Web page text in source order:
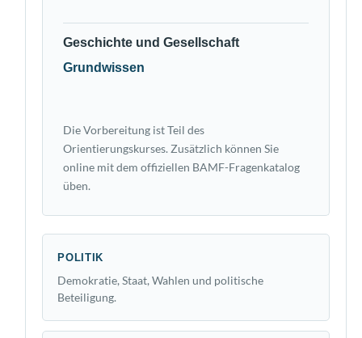
Geschichte und Gesellschaft
Grundwissen
Die Vorbereitung ist Teil des
Orientierungskurses. Zusätzlich können Sie
online mit dem offiziellen BAMF-Fragenkatalog
üben.
POLITIK
Demokratie, Staat, Wahlen und politische
Beteiligung.